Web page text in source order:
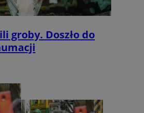
groby. Doszło do